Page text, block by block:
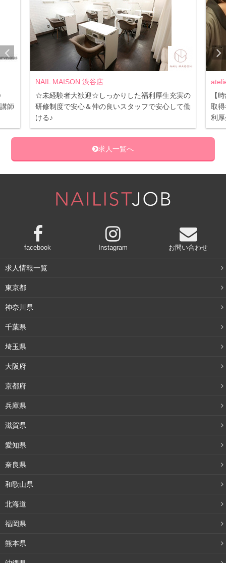
師
NAIL MAISON 渋谷店
☆未経験者大歓迎☆しっかりした福利厚生充実の
研修制度で安心＆仲の良いスタッフで安心して働
ける♪
【
取
利
求人一覧へ
facebook Instagram お問い合わせ
求人情報一覧
東京都
神奈川県
千葉県
埼玉県
大阪府
京都府
兵庫県
滋賀県
愛知県
奈良県
和歌山県
北海道
福岡県
熊本県